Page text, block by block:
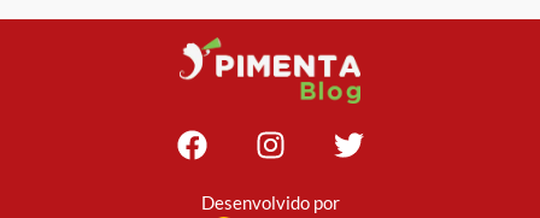
Desenvolvido por